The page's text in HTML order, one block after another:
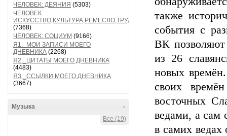
ЧЕЛОВЕК: ДЕЯНИЯ (5303)
ЧЕЛОВЕК:
ИСКУССТВО,КУЛЬТУРА,РЕМЕСЛО,ТРУД
(7368)
ЧЕЛОВЕК: СОЦИУМ (9166)
Я1._МОИ ЗАПИСИ МОЕГО
ДНЕВНИКА (2268)
Я2._ЦИТАТЫ МОЕГО ДНЕВНИКА
(4483)
Я3._ССЫЛКИ МОЕГО ДНЕВНИКА
(3667)
-
Музыка
Все (19)
также
события с
ВК позволяют
из 26
новых
своих
восточных
ведами, а сам
в самих